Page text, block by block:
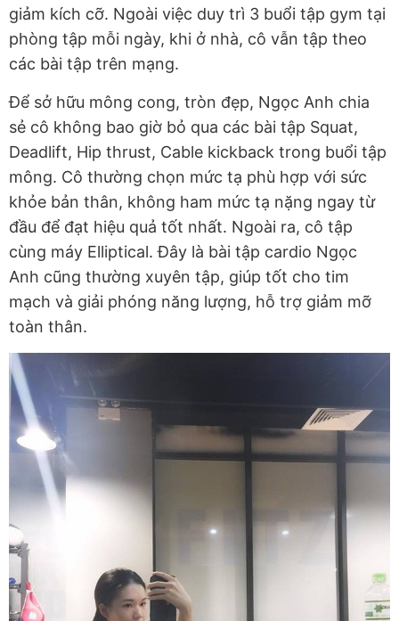
giảm kích cỡ. Ngoài việc duy trì 3 buổi tập gym tại
phòng tập mỗi ngày, khi ở nhà, cô vẫn tập theo
các bài tập trên mạng.
Để sở hữu mông cong, tròn đẹp, Ngọc Anh chia
sẻ cô không bao giờ bỏ qua các bài tập Squat,
Deadlift, Hip thrust, Cable kickback trong buổi tập
mông. Cô thường chọn mức tạ phù hợp với sức
khỏe bản thân, không ham mức tạ nặng ngay từ
đầu để đạt hiệu quả tốt nhất. Ngoài ra, cô tập
cùng máy Elliptical. Đây là bài tập cardio Ngọc
Anh cũng thường xuyên tập, giúp tốt cho tim
mạch và giải phóng năng lượng, hỗ trợ giảm mỡ
toàn thân.